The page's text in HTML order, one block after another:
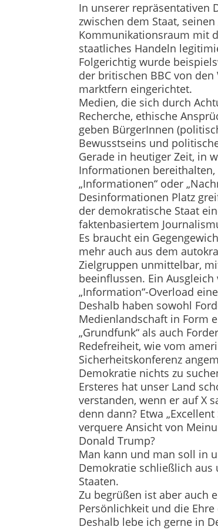
In unserer repräsentativen
zwischen dem Staat,
Kommunikationsraum mit
staatliches Handeln
Folgerichtig wurde
der britischen BBC von
marktfern eingerichtet.
Medien, die sich durch
Recherche, ethische
geben BürgerInnen
Bewusstseins und
Gerade in heutiger Zeit, in
Informationen
„Informationen“ oder
Desinformationen Platz
der demokratische Staat
faktenbasiertem
Es braucht ein
mehr auch aus dem
Zielgruppen unmittelbar,
beeinflussen. Ein
„Information“-Overload
Deshalb haben sowohl
Medienlandschaft in Form
„Grundfunk“ als auch
Redefreiheit, wie vom
Sicherheitskonferenz
Demokratie nichts zu
Ersteres hat unser Land
verstanden, wenn er auf X
denn dann? Etwa
verquere Ansicht von
Donald Trump?
Man kann und man soll in
Demokratie schließlich
Staaten.
Zu begrüßen ist aber auch
Persönlichkeit und die
Deshalb lebe ich gerne in